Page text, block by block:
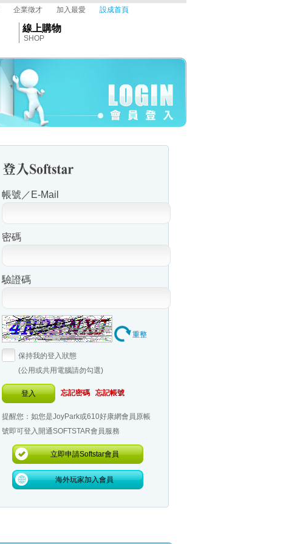
企業徵才 加入最愛 設成首頁
線上購物
SHOP
帳號／E-Mail
密碼
驗證碼
重整
保持我的登入狀態
(公用或共用電腦請勿勾選)
登入 忘記密碼 忘記帳號
提醒您：如您是JoyPark或610好康網會員原帳
號即可登入開通SOFTSTAR會員服務
立即申請Softstar會員
海外玩家加入會員